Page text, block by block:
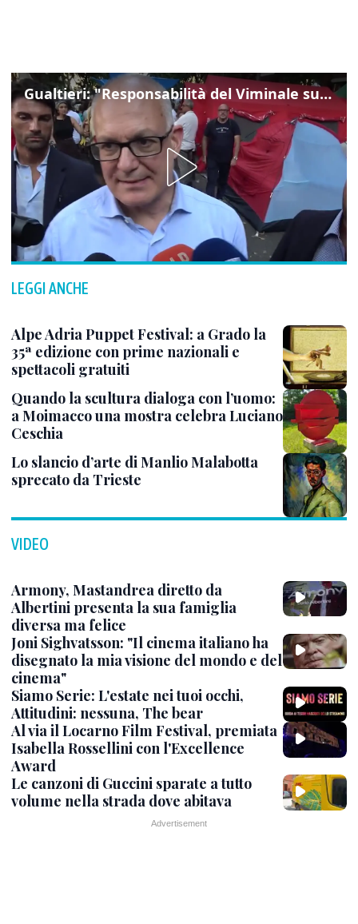
Gualtieri: "Responsabilità del Viminale su Spin Time? La posizione dei partiti è nota"
LEGGI ANCHE
Alpe Adria Puppet Festival: a Grado la
35ª edizione con prime nazionali e
spettacoli gratuiti
Quando la scultura dialoga con l’uomo:
a Moimacco una mostra celebra Luciano
Ceschia
Lo slancio d’arte di Manlio Malabotta
sprecato da Trieste
VIDEO
Armony, Mastandrea diretto da
Albertini presenta la sua famiglia
diversa ma felice
Joni Sighvatsson: "Il cinema italiano ha
disegnato la mia visione del mondo e del
cinema"
Siamo Serie: L'estate nei tuoi occhi,
Attitudini: nessuna, The bear
Al via il Locarno Film Festival, premiata
Isabella Rossellini con l'Excellence
Award
Le canzoni di Guccini sparate a tutto
volume nella strada dove abitava